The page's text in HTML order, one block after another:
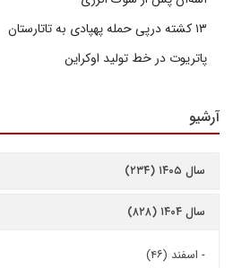
پاتریوت در خط تولید اوکراین
آرشیو
سال ۱۴۰۵ (۲۳۴)
سال ۱۴۰۴ (۸۲۸)
- اسفند (۴۶)